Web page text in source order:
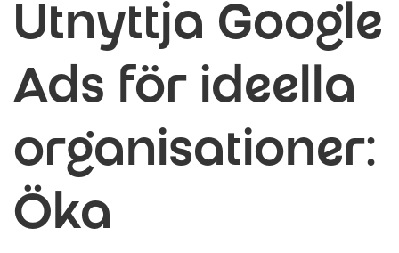
Utnyttja Google
Ads för ideella
organisationer:
Öka